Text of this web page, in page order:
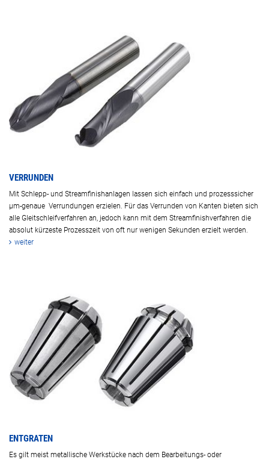
VERRUNDEN
Mit Schlepp- und Streamfinishanlagen lassen sich einfach und prozesssicher
µm-genaue Verrundungen erzielen. Für das Verrunden von Kanten bieten sich
alle Gleitschleifverfahren an, jedoch kann mit dem Streamfinishverfahren die
absolut kürzeste Prozesszeit von oft nur wenigen Sekunden erzielt werden.
weiter
ENTGRATEN
Es gilt meist metallische Werkstücke nach dem Bearbeitungs- oder